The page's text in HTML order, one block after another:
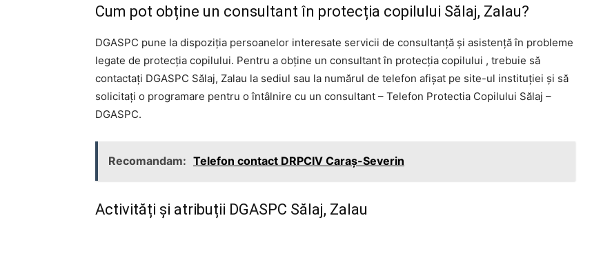
Cum pot obține un consultant în protecția copilului Sălaj, Zalau?
DGASPC pune la dispoziția persoanelor interesate servicii de consultanță și asistență în probleme
legate de protecția copilului. Pentru a obține un consultant în protecția copilului , trebuie să
contactați DGASPC Sălaj, Zalau la sediul sau la numărul de telefon afișat pe site-ul instituției și să
solicitați o programare pentru o întâlnire cu un consultant – Telefon Protectia Copilului Sălaj –
DGASPC.
Recomandam: Telefon contact DRPCIV Caraș-Severin
Activități și atribuții DGASPC Sălaj, Zalau